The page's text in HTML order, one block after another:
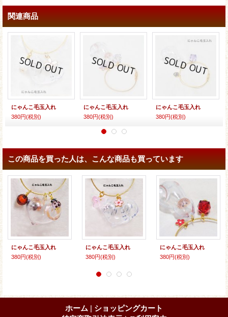
関連商品
にゃんこ毛玉入れ
380円(税別)
にゃんこ毛玉入れ
380円(税別)
にゃんこ毛玉入れ
380円(税別)
この商品を買った人は、こんな商品も買っています
にゃんこ毛玉入れ
380円(税別)
にゃんこ毛玉入れ
380円(税別)
にゃんこ毛玉入れ
380円(税別)
ホーム | ショッピングカート